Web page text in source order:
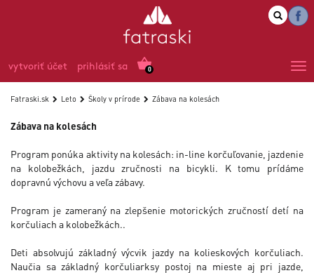
0
vytvoriť účet prihlásiť sa
Fatraski.sk Leto Školy v prírode Zábava na kolesách
Zábava na kolesách
Program ponúka aktivity na kolesách: in-line korčuľovanie, jazdenie
na kolobežkách, jazdu zručnosti na bicykli. K tomu prídáme
dopravnú výchovu a veľa zábavy.
Program je zameraný na zlepšenie motorických zručností detí na
korčuliach a kolobežkách..
Deti absolvujú základný výcvik jazdy na kolieskových korčuliach.
Naučia sa základný korčuliarksy postoj na mieste aj pri jazde,